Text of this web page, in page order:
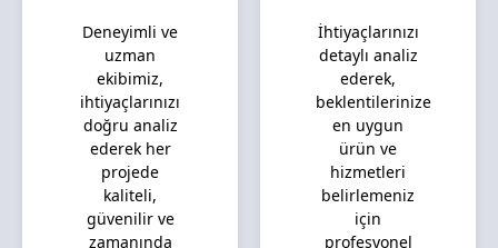
Deneyimli ve
uzman
ekibimiz,
ihtiyaçlarınızı
doğru analiz
ederek her
projede
kaliteli,
güvenilir ve
zamanında
İhtiyaçlarınızı
detaylı analiz
ederek,
beklentilerinize
en uygun
ürün ve
hizmetleri
belirlemeniz
için
profesyonel